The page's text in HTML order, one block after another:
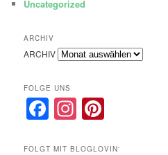
Uncategorized
ARCHIV
ARCHIV
FOLGE UNS
Facebook
Instagram
FOLGT MIT BLOGLOVIN‘